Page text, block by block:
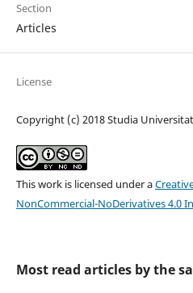
Section
Articles
License
Copyright (c) 2018 Studia
This work is licensed under a
NonCommercial-NoDerivatives 4.0
Most read articles by the